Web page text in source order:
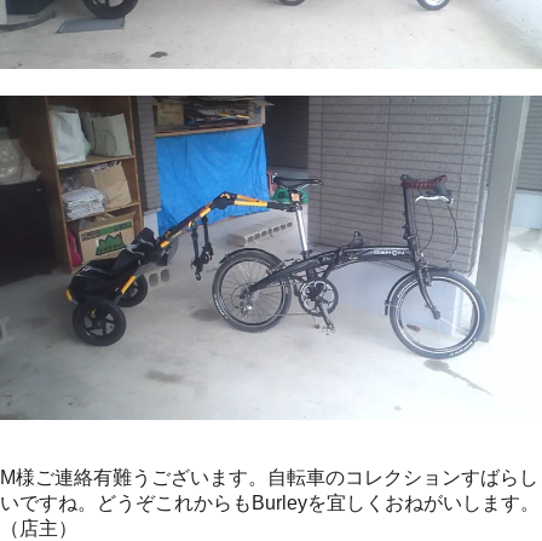
M様ご連絡有難うございます。自転車のコレクションすばらし
いですね。どうぞこれからもBurleyを宜しくおねがいします。
（店主）